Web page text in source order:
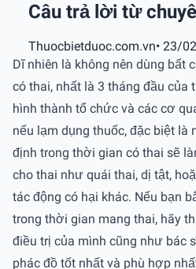
Câu trả lời từ
Thuocbietduoc.com.vn• 23/
Dĩ nhiên là không nên dùng bất
có thai, nhất là 3 tháng đầu của
hình thành tổ chức và các cơ
nếu lạm dụng thuốc, đặc biệt là
định trong thời gian có thai sẽ
cho thai như quái thai, dị tật,
tác động có hại khác. Nếu bạn
trong thời gian mang thai, hãy
điều trị của mình cũng như bác
phác đồ tốt nhất và phù hợp